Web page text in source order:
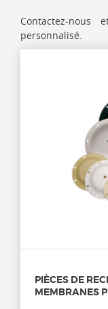
Contactez-
personnalisé.
PIÈCES DE
MEMBRANES